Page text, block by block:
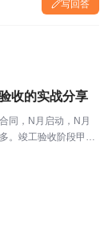
写回答
收的实战分享
同，N月启动，N月
。竣工验收阶段甲方
设计到运维台账的